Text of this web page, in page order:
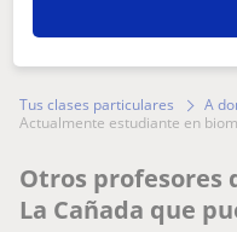
¿Hay algún error
Tus clases particulares A
actualmente estudiante en
Otros profesores
La Cañada que